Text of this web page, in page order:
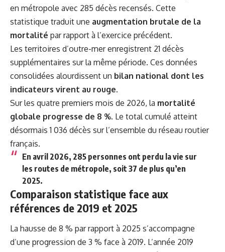
en métropole avec 285 décès recensés. Cette
statistique traduit une augmentation brutale de la
mortalité par rapport à l’exercice précédent.
Les territoires d’outre-mer enregistrent 21 décès
supplémentaires sur la même période. Ces données
consolidées alourdissent un bilan national dont les
indicateurs virent au rouge.
Sur les quatre premiers mois de 2026, la mortalité
globale progresse de 8 %. Le total cumulé atteint
désormais 1 036 décès sur l’ensemble du réseau routier
français.
En avril 2026, 285 personnes ont perdu la vie sur
les routes de métropole, soit 37 de plus qu’en
2025.
Comparaison statistique face aux
références de 2019 et 2025
La hausse de 8 % par rapport à 2025 s’accompagne
d’une progression de 3 % face à 2019. L’année 2019